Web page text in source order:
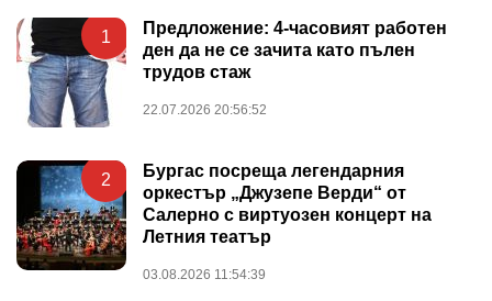
1
Предложение: 4-часовият работен
ден да не се зачита като пълен
трудов стаж
22.07.2026 20:56:52
2
Бургас посреща легендарния
оркестър „Джузепе Верди“ от
Салерно с виртуозен концерт на
Летния театър
03.08.2026 11:54:39